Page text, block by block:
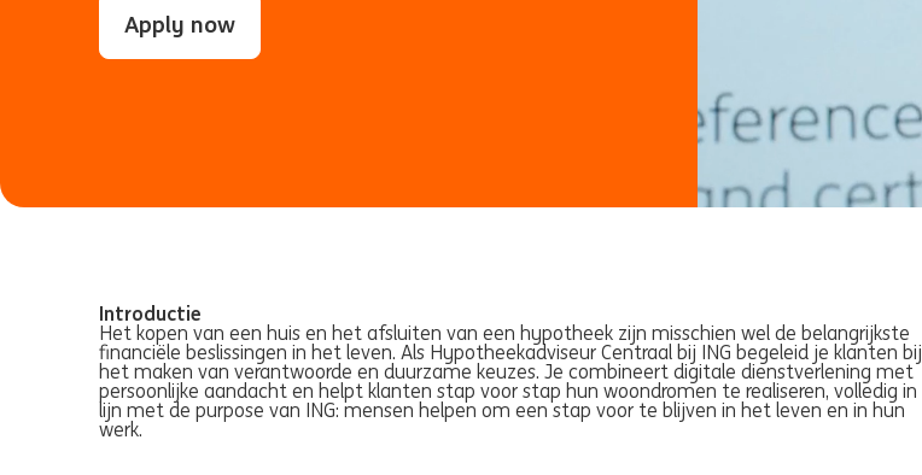
Apply now
Introductie
Het kopen van een huis en het afsluiten van een hypotheek zijn misschien wel de belangrijkste
financiële beslissingen in het leven. Als Hypotheekadviseur Centraal bij ING begeleid je klanten bij
het maken van verantwoorde en duurzame keuzes. Je combineert digitale dienstverlening met
persoonlijke aandacht en helpt klanten stap voor stap hun woondromen te realiseren, volledig in
lijn met de purpose van ING: mensen helpen om een stap voor te blijven in het leven en in hun
werk.